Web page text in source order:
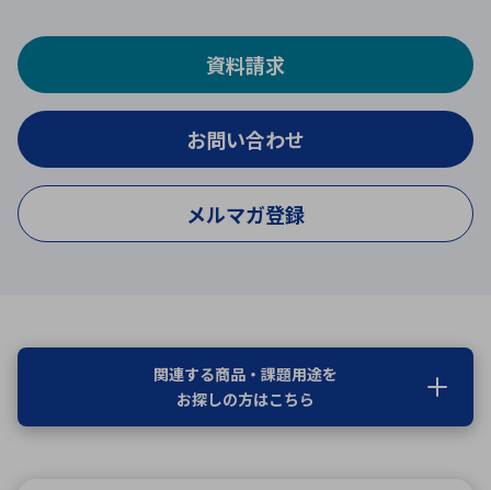
資料請求
お問い合わせ
メルマガ登録
関連する商品・課題用途を
お探しの方はこちら